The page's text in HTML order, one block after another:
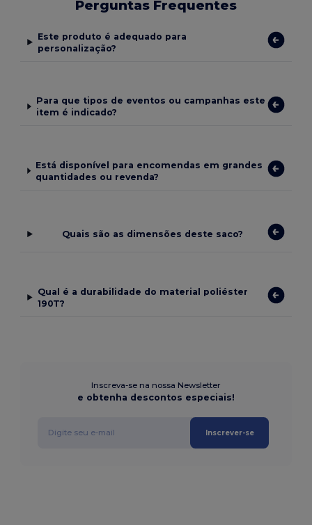
Perguntas Frequentes
Este produto é adequado para
personalização?
Para que tipos de eventos ou campanhas este
item é indicado?
Está disponível para encomendas em grandes
quantidades ou revenda?
Quais são as dimensões deste saco?
Qual é a durabilidade do material poliéster
190T?
Inscreva-se na nossa Newsletter
e obtenha descontos especiais!
Inscrever-se